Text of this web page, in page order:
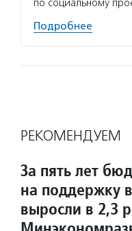
по социальному
Подробнее
РЕКОМЕНДУЕМ
За пять лет
на поддержку
выросли в 2,3